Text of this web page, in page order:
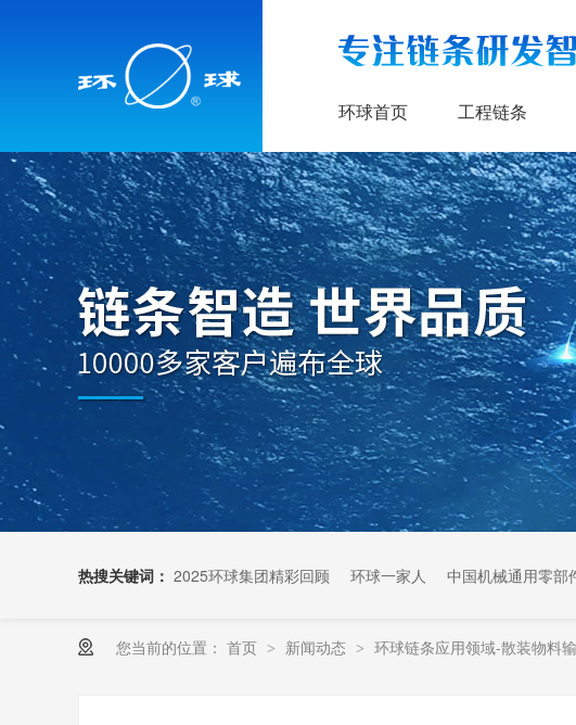
环球首页 工程链条
热搜关键词： 2025环球集团精彩回顾 环球一家人 中国机械通用零部
扶梯链条生产厂家
您当前的位置： 首页 > 新闻动态 > 环球链条应用领域-散装物料